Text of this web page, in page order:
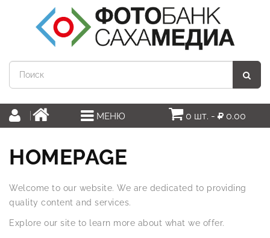
МЕНЮ 0 шт. - 0.00
HOMEPAGE
Welcome to our website. We are dedicated to providing
quality content and services.
Explore our site to learn more about what we offer.